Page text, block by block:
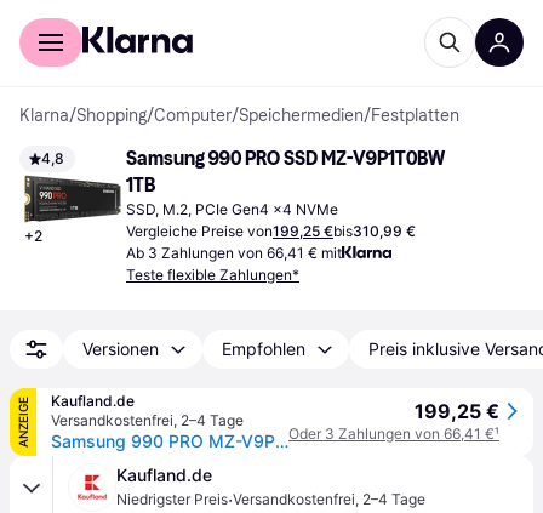
Für Shopper
Klarna/Shopping/Computer/Speichermedien/Festplatten
4,8
+2
Samsung 990 PRO SSD MZ-V9P1T0BW
1TB
SSD, M.2, PCIe Gen4 x4 NVMe
Vergleiche Preise von199,25 €bis310,99 €
Ab 3 Zahlungen von 66,41 € mit
Teste flexible Zahlungen*
Versionen Empfohlen Preis inklusive
ANZEIGE
Kaufland.de
Versandkostenfrei, 2–4 Tage
Samsung 990 PRO MZ-V9P1T0BW - SSD - verschlüsselt - 1 TB - intern - M.2 2280
199,25 €
Oder 3 Zahlungen von 66,41 €¹
Kaufland.de
Niedrigster Preis·Versandkostenfrei, 2–4 Tage